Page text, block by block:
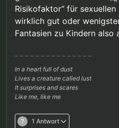
Risikofaktor“ für sexuellen
wirklich gut oder
Fantasien zu Kindern also
In a heart full of dust
Lives a creature called lust
It surprises and scares
Like me, like me
? 1 Antwort